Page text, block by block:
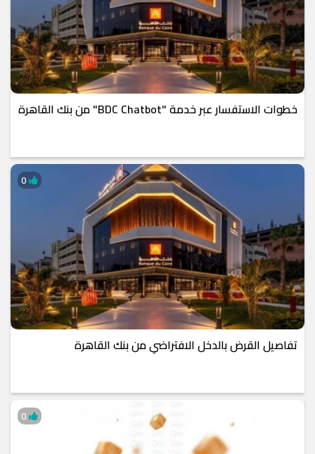
خطوات الاستفسار عبر خدمة "BDC Chatbot" من بنك القاهرة
تفاصيل القرض بالدخل الافتراضي من بنك القاهرة